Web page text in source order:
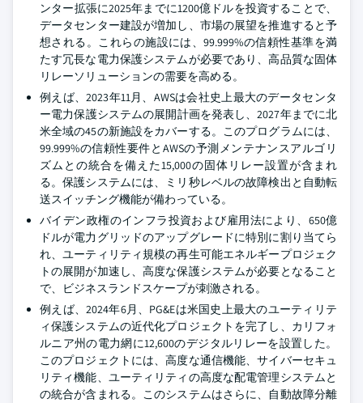
ンター拡張に2025年までに1200億ドルを投資することで、
データセンター建設が増加し、市場の展望を推進すると予
想される。これらの施設には、99.999%の信頼性基準を満
たす冗長な電力保護システムが必要であり、高品質な固体
リレーソリューションの需要を高める。
例えば、2023年11月、AWSは会社史上最大のデータセンタ
ー電力保護システムの展開計画を発表し、2027年までに北
米全域の45の新施設をカバーする。このプログラムには、
99.999%の信頼性要件とAWSの予測メンテナンスアルゴリ
ズムとの統合を備えた15,000の固体リレー設置が含まれ
る。保護システムには、ミリ秒レベルの故障検出と自動転
送スイッチング機能が備わっている。
バイデン政権のインフラ投資および雇用法により、650億
ドルが電力グリッドのアップグレードに特別に割り当てら
れ、ユーティリティ規模の再生可能エネルギープロジェク
トの展開が加速し、高度な保護システムが必要となること
で、ビジネスランドスケープが刺激される。
例えば、2024年6月、PG&Eは米国史上最大のユーティリテ
ィ保護システムの近代化プロジェクトを完了し、カリフォ
ルニア州の電力網に12,600のデジタルリレーを設置した。
このプロジェクトには、高度な通信機能、サイバーセキュ
リティ機能、ユーティリティの高度な配電管理システムと
の統合が含まれる。このシステムはさらに、自動故障分離